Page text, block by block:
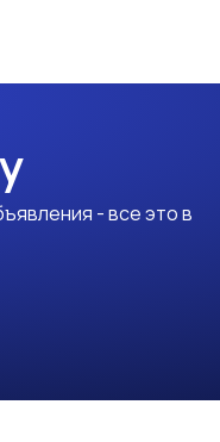
- все это в